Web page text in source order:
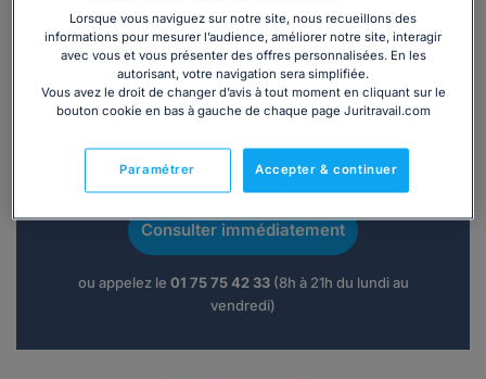
Vous souhaitez une consultation par
téléphone ?
Consulter immédiatement
ou appelez le 01 75 75 42 33(8h à 21h du lundi au
vendredi)
Lorsque vous naviguez sur notre site, nous recueillons des
informations pour mesurer l’audience, améliorer notre site, interagir
avec vous et vous présenter des offres personnalisées. En les
autorisant, votre navigation sera simplifiée.
Vous avez le droit de changer d’avis à tout moment en cliquant sur le
bouton cookie en bas à gauche de chaque page Juritravail.com
Accepter & continuer
Paramétrer